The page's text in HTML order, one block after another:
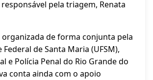
responsável pela triagem, Renata
organizada de forma conjunta pela
de Santa Maria (UFSM),
e Polícia Penal do Rio Grande do
conta ainda com o apoio